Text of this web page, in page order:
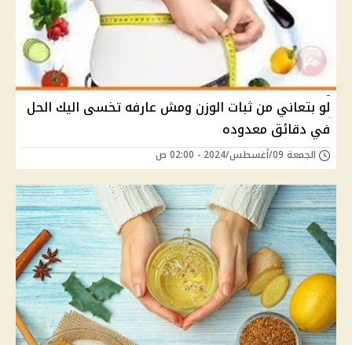
لو بتعاني من ثبات الوزن ومش عارفه تخسى اليك الحل
في دقائق معدوده
الجمعة 09/أغسطس/2024 - 02:00 ص